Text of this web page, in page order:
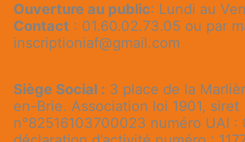
Ouverture au public: Lundi au
Contact : 01.60.02.73.05 ou par
inscriptioniaf@gmail.com
Siège Social : 3 place de la
en-Brie. Association loi 1901, siret
n°82516103700023 numéro UAI :